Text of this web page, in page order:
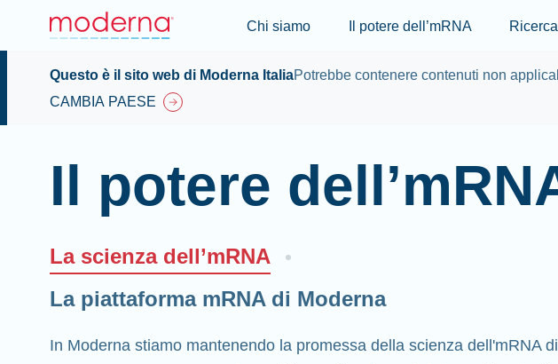
Chi siamo Il potere dell’mRNA
Questo è il sito web di Moderna ItaliaPotrebbe contenere contenuti non
CAMBIA PAESE
Il potere
La scienza dell’mRNA
La piattaforma mRNA di Moderna
In Moderna stiamo mantenendo la promessa della scienza dell'mRNA di